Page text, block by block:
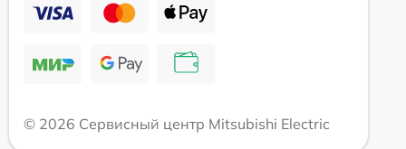
© 2026 Сервисный центр Mitsubishi Electric